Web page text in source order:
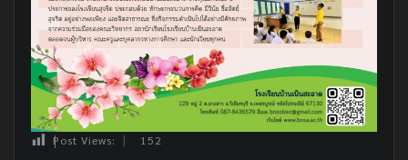
Post Views: 152